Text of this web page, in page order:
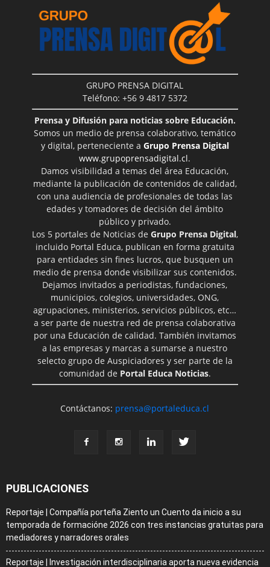
GRUPO PRENSA DIGITAL
Teléfono: +56 9 4817 5372
Prensa y Difusión para noticias sobre Educación.
Somos un medio de prensa colaborativo, temático
y digital, perteneciente a Grupo Prensa Digital
www.grupoprensadigital.cl.
Damos visibilidad a temas del área Educación,
mediante la publicación de contenidos de calidad,
con una audiencia de profesionales de todas las
edades y tomadores de decisión del ámbito
público y privado.
Los 5 portales de Noticias de Grupo Prensa Digital,
incluido Portal Educa, publican en forma gratuita
para entidades sin fines lucros, que busquen un
medio de prensa donde visibilizar sus contenidos.
Dejamos invitados a periodistas, fundaciones,
municipios, colegios, universidades, ONG,
agrupaciones, ministerios, servicios públicos, etc…
a ser parte de nuestra red de prensa colaborativa
por una Educación de calidad. También invitamos
a las empresas y marcas a sumarse a nuestro
selecto grupo de Auspiciadores y ser parte de la
comunidad de Portal Educa Noticias.
Contáctanos: prensa@portaleduca.cl
PUBLICACIONES
Reportaje | Compañía porteña Ziento un Cuento da inicio a su
temporada de formacióne 2026 con tres instancias gratuitas para
mediadores y narradores orales
Reportaje | Investigación interdisciplinaria aporta nueva evidencia